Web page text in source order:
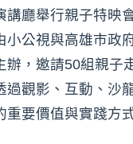
講廳舉行親子特映
小公視與高雄市政
辦，邀請50組親子
過觀影、互動、沙
重要價值與實踐方